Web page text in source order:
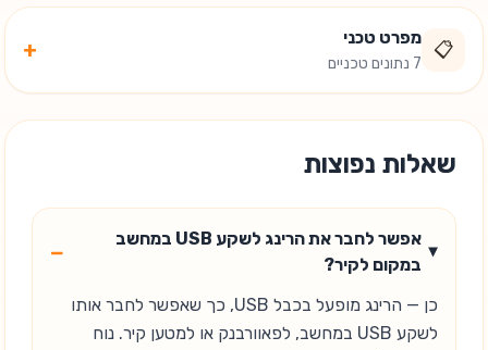
📋
מפרט טכני
7 נתונים טכניים
+
שאלות נפוצות
אפשר לחבר את הרינג לשקע USB במחשב
במקום לקיר?
−
כן — הרינג מופעל בכבל USB, כך שאפשר לחבר אותו
לשקע USB במחשב, לפאוורבנק או למטען קיר. נוח